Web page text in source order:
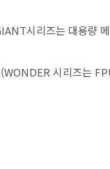
시리즈는 대용량
(WONDER 시리즈는